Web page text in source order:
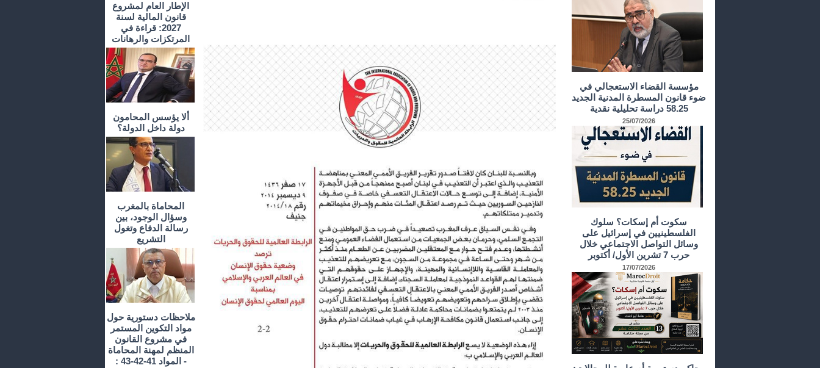
الإطار العام لمشروع
قانون المالية لسنة
2027: قراءة في
المرتكزات والرهانات
ألا يؤسس المحامون
دولة داخل الدولة؟
المحاماة بالمغرب
وسؤال الوجود، بين
رسالة الدفاع وتغول
التشريع
ملاحظات دستورية حول
مواد التكوين المستمر
في مشروع القانون
المنظم لمهنة المحاماة
- المواد 41-42-43 :
مؤسسة القضاء الاستعجالي في
ضوء قانون المسطرة المدنية الجديد
58.25 دراسة تحليلية نقدية
25/07/2026
سكوت أم إسكات؟ سلوك
الفلسطينيين في إسرائيل على
وسائل التواصل الاجتماعي خلال
حرب 7 تشرين الأول/ أكتوبر
17/07/2026